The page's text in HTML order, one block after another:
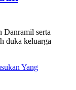
Danramil serta
duka keluarga